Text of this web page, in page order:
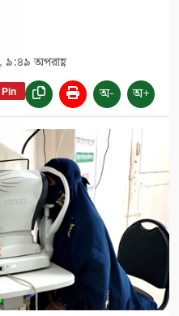
অপরাহ্ণ
Pin অ- অ+